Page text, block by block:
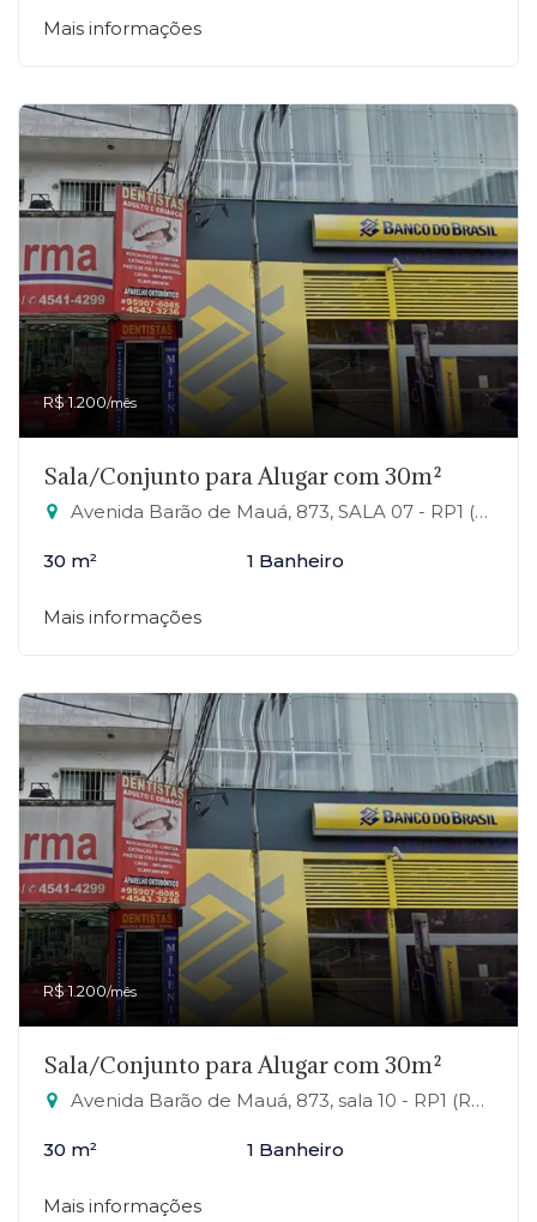
Mais informações
R$ 1.200/mês
Sala/Conjunto para Alugar com 30m²
Avenida Barão de Mauá, 873, SALA 07 - RP1 (Regiões de Planejamento), Mauá-SP
30 m² 1 Banheiro
Mais informações
R$ 1.200/mês
Sala/Conjunto para Alugar com 30m²
Avenida Barão de Mauá, 873, sala 10 - RP1 (Regiões de Planejamento), Mauá-SP
30 m² 1 Banheiro
Mais informações